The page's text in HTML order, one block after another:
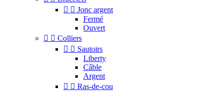
  Jonc argent
Fermé
Ouvert
  Colliers
  Sautoirs
Liberty
Câble
Argent
  Ras-de-cou